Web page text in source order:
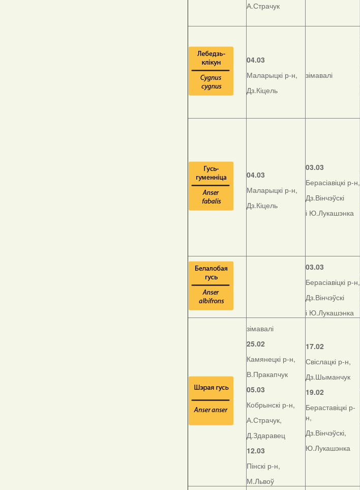
А.Страчук
04.03
Маларыцкі р-н,
Дз.Кіцель
зімавалі
04.03
Маларыцкі р-н,
Дз.Кіцель
03.03
Берасіавіцкі р-н,
Дз.Вінчэўскі
і Ю.Лукашэнка
03.03
Берасіавіцкі р-н,
Дз.Вінчэўскі
і Ю.Лукашэнка
зімавалі
25.02
Камянецкі р-н,
В.Пракапчук
05.03
Кобрынскі р-н,
А.Страчук,
Д.Здаравец
12.03
Пінскі р-н,
М.Львоў
17.02
Свіслацкі р-н,
Дз.Шыманчук
19.02
Бераставіцкі р-
н,
Дз.Вінчэўскі,
Ю.Лукашэнка